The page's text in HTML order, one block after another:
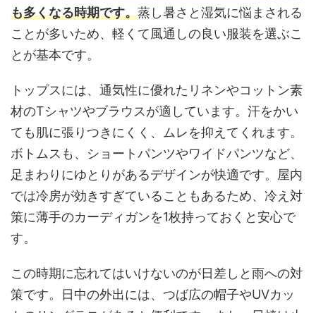
も多くなる時期です。蒸し暑さと湿気に悩まされる
ことが多いため、軽くて風通しの良い服装を選ぶこ
とが基本です。
トップスには、通気性に優れたリネンやコットン素
材のTシャツやブラウスが適しています。汗をかい
ても肌に張りつきにくく、ムレを抑えてくれます。
ボトムスも、ショートパンツやワイドパンツなど、
足まわりにゆとりがあるデザインが快適です。屋内
では冷房が効きすぎていることもあるため、冷え対
策に薄手のカーディガンを1枚持っておくと安心で
す。
この時期に忘れてはいけないのが日差しと雨への対
策です。日中の外出には、つば広の帽子やUVカッ